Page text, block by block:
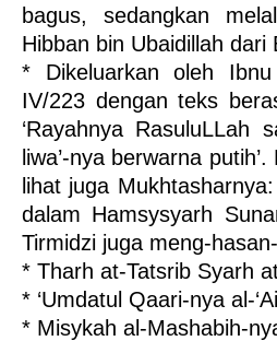
bagus, sedangkan
Hibban bin Ubaidillah dari
* Dikeluarkan oleh
IV/223 dengan teks
‘Rayahnya RasuluLLah
liwa’-nya berwarna
lihat juga
dalam Hamsysyarh
Tirmidzi juga meng-
* Tharh at-Tatsrib Syarh
* ‘Umdatul Qaari-nya al-
* Misykah al-Mashabih-